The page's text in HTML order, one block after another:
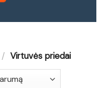
/ Virtuvės priedai